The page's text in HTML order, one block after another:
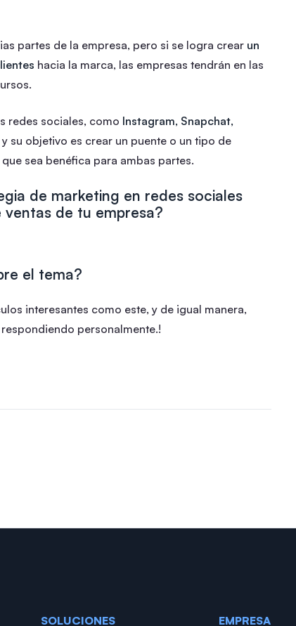
partes de la empresa, pero si se logra crear un
hacia la marca, las empresas tendrán en las
redes sociales, como Instagram, Snapchat,
su objetivo es crear un puente o un tipo de
sea benéfica para ambas partes.
de marketing en redes sociales
de tu empresa?
el tema?
interesantes como este, y de igual manera,
personalmente.!
SOLUCIONES EMPRESA